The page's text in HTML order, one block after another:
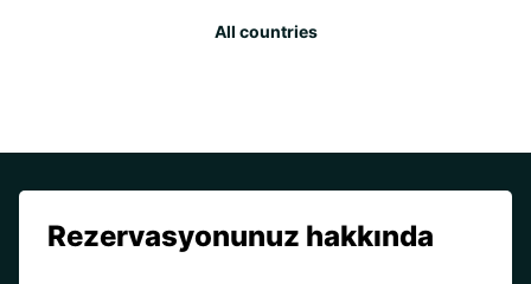
All countries
Rezervasyonunuz hakkında